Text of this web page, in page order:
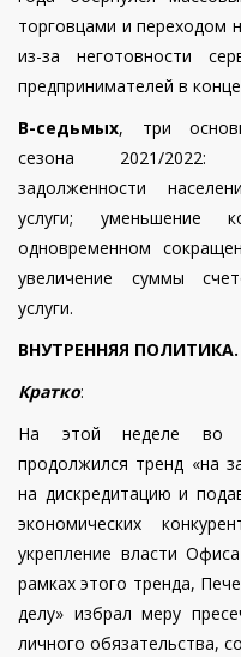
торговцами и переходом
из-за неготовности
предпринимателей в
В-седьмых, три
сезона 2021/2022:
задолженности
услуги; уменьшение
одновременном
увеличение суммы
услуги.
ВНУТРЕННЯЯ ПОЛИТИКА.
Кратко:
На этой неделе во
продолжился тренд «на
на дискредитацию и
экономических
укрепление власти
рамках этого тренда,
делу» избрал меру
личного обязательства,